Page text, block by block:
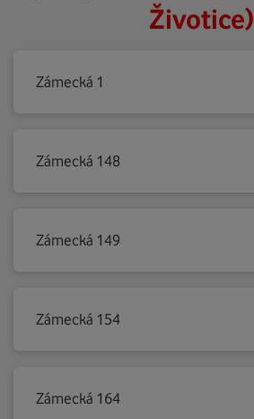
Životice)
Zámecká 1
Zámecká 148
Zámecká 149
Zámecká 154
Zámecká 164